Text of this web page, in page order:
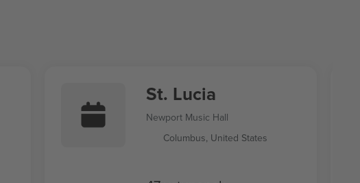
St. Lucia
Newport Music Hall
Columbus, United States